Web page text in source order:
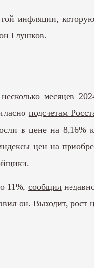
инфляции,
Глушков.
месяцев 2024
подсчетам
в цене на 8,16%
цен на
11%, сообщил
он. Выходит, рост